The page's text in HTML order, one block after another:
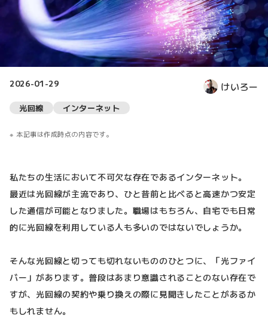
2026-01-29 けいろー
光回線 インターネット
本記事は作成時点の内容です。
私たちの生活において不可欠な存在であるインターネット。
最近は光回線が主流であり、ひと昔前と比べると高速かつ安定
した通信が可能となりました。職場はもちろん、自宅でも日常
的に光回線を利用している人も多いのではないでしょうか。
そんな光回線と切っても切れないもののひとつに、「光ファイ
バー」があります。普段はあまり意識されることのない存在で
すが、光回線の契約や乗り換えの際に見聞きしたことがあるか
もしれません。